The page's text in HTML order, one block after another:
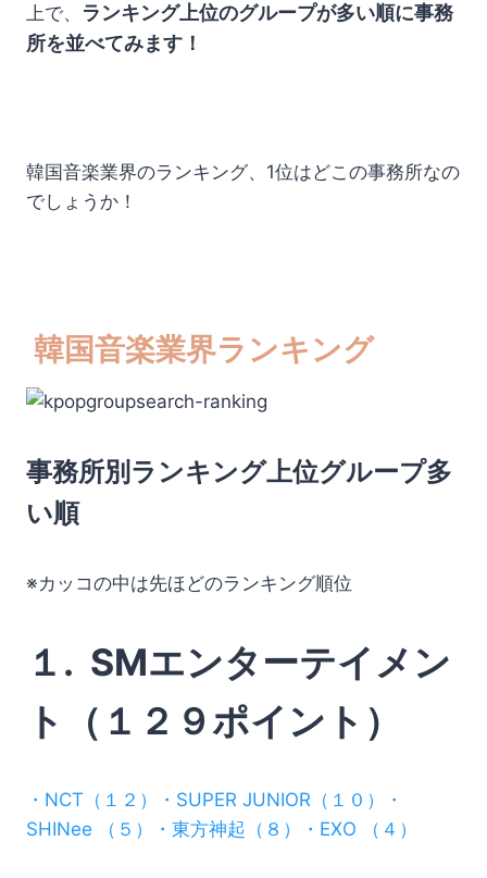
上で、 ランキング上位のグループが多い順に事務
所を並べてみます！
韓国音楽業界のランキング、1位はどこの事務所なの
でしょうか！
韓国音楽業界ランキング
事務所別ランキング上位グループ多
い順
※カッコの中は先ほどのランキング順位
１. SMエンターテイメン
ト（１２９ポイント）
・NCT（１２）・SUPER JUNIOR（１０）・
SHINee （５）・東方神起（８）・EXO （４）